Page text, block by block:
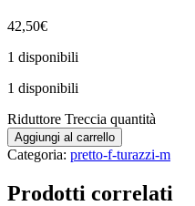
42,50€
1 disponibili
1 disponibili
Riduttore Treccia quantità
Aggiungi al carrello
Categoria: pretto-f-turazzi-m
Prodotti correlati